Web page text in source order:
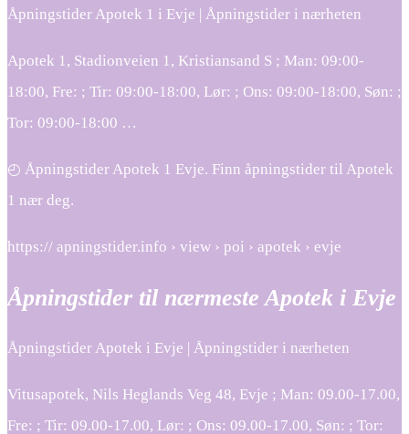
Åpningstider Apotek 1 i Evje | Åpningstider i nærheten
Apotek 1, Stadionveien 1, Kristiansand S ; Man: 09:00-
18:00, Fre: ; Tir: 09:00-18:00, Lør: ; Ons: 09:00-18:00, Søn: ;
Tor: 09:00-18:00 …
◴ Åpningstider Apotek 1 Evje. Finn åpningstider til Apotek
1 nær deg.
https:// apningstider.info › view › poi › apotek › evje
Åpningstider til nærmeste Apotek i Evje
Åpningstider Apotek i Evje | Åpningstider i nærheten
Vitusapotek, Nils Heglands Veg 48, Evje ; Man: 09.00-17.00,
Fre: ; Tir: 09.00-17.00, Lør: ; Ons: 09.00-17.00, Søn: ; Tor: